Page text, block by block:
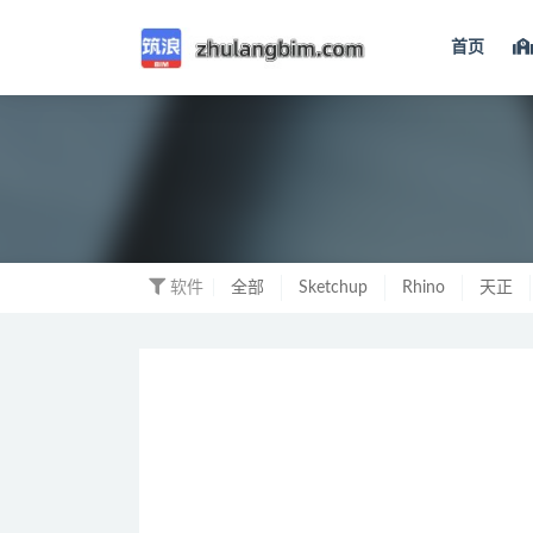
首页
软件 全部 Sketchup Rhino 天正